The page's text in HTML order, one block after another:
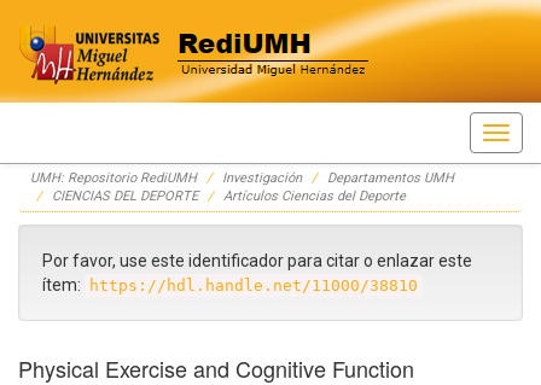
Skip
navigation
UMH: Repositorio RediUMH Investigación
Departamentos UMH
CIENCIAS DEL DEPORTE
Artículos Ciencias del Deporte
Por favor, use este identificador para citar o enlazar este
ítem:
https://hdl.handle.net/11000/38810
Physical Exercise and Cognitive Function